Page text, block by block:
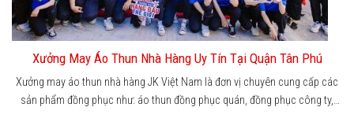
Xưởng May Áo Thun Nhà Hàng Uy Tín Tại Quận Tân Phú
Xưởng may áo thun nhà hàng JK Việt Nam là đơn vị chuyên cung cấp các
sản phẩm đồng phục như: áo thun đồng phục quán, đồng phục công ty,